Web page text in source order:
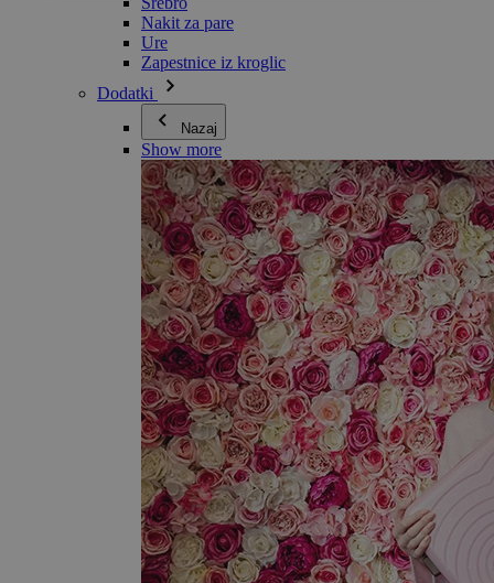
Nakit za pare
Ure
Zapestnice iz kroglic
Dodatki
Nazaj
Show more